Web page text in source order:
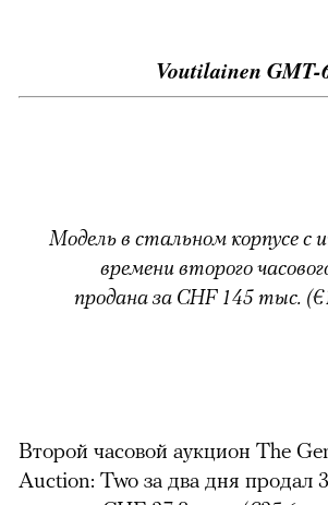
Voutilainen GMT-
Модель в стальном корпусе с
времени второго
продана за CHF 145 тыс.
Второй часовой аукцион The
Auction: Two за два дня продал